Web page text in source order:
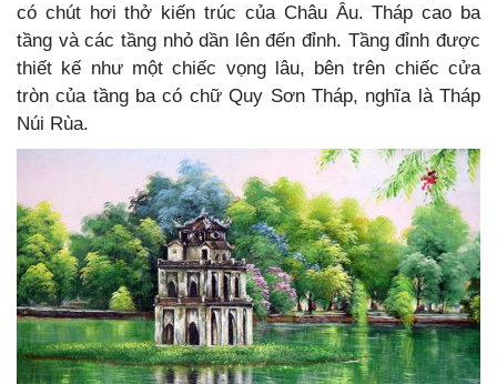
có chút hơi thở kiến trúc của Châu Âu. Tháp cao ba
tầng và các tầng nhỏ dần lên đến đỉnh. Tầng đỉnh được
thiết kế như một chiếc vọng lâu, bên trên chiếc cửa
tròn của tầng ba có chữ Quy Sơn Tháp, nghĩa là Tháp
Núi Rùa.